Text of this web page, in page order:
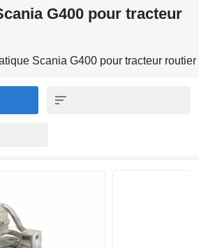
G400 pour tracteur
Scania G400 pour tracteur routier